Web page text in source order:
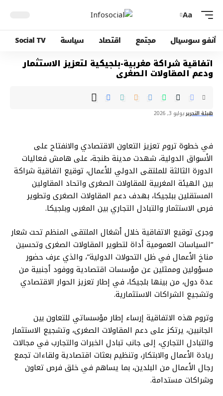
Aa
أنفو سوسيال مجتمع اقتصاد سياسة Social TV
اتفاقية شراكة مغربية-بلجيكية لتعزيز الاستثمار
ودعم المقاولات الصغرى
هيئة التحريريوليو 3, 2026
في خطوة تروم تعزيز التعاون الاقتصادي والانفتاح على
الأسواق الدولية، شهدت مدينة طنجة، على هامش فعاليات
الدورة الثالثة للملتقى الدولي للأعمال، توقيع اتفاقية شراكة
بين الهيئة المغربية للمقاولات الصغرى واتحاد المقاولين
المستقلين ببلجيكا، بهدف دعم المقاولات الصغرى وتطوير
فرص الاستثمار والتبادل التجاري بين المغرب وبلجيكا.
وجرى توقيع الاتفاقية خلال أشغال الملتقى المنظم تحت شعار
“السياسات العمومية أداة لتطوير المقاولات الصغرى وتحسين
مناخ الأعمال في ظل التحولات الدولية”، والذي عرف حضور
مسؤولين وممثلين عن مؤسسات اقتصادية ووفود أجنبية من
عدة دول، من بينها بلجيكا، في إطار تعزيز الحوار الاقتصادي
وتشجيع الشراكات الاستثمارية.
وتروم هذه الاتفاقية إرساء إطار مؤسساتي للتعاون بين
الجانبين، يرتكز على دعم المقاولات الصغرى، وتشجيع الاستثمار
والتبادل التجاري، إلى جانب تبادل الخبرات والتجارب في مجالات
ريادة الأعمال والابتكار، وتنظيم بعثات اقتصادية ولقاءات تجمع
رجال الأعمال من البلدين، بما يساهم في خلق فرص تعاون
وشراكات مستدامة.